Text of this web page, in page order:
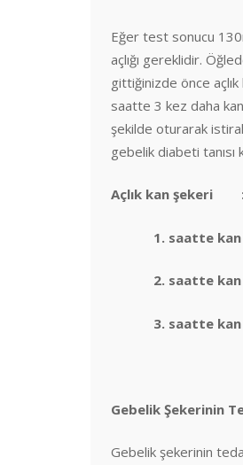
Eğer test sonucu
açlığı gereklidir.
gittiğinizde önce
saatte 3 kez daha
şekilde oturarak
gebelik diabeti
Açlık kan şekeri :
1. saatte kan
2. saatte kan
3. saatte kan
Gebelik Şekerinin
Gebelik şekerinin